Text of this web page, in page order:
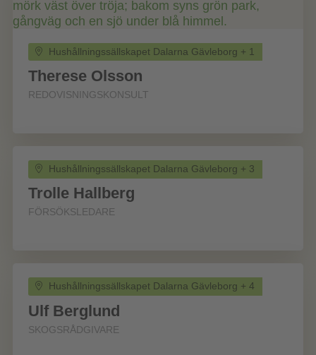
Hushållningssällskapet Dalarna Gävleborg + 1
Therese Olsson
REDOVISNINGSKONSULT
Hushållningssällskapet Dalarna Gävleborg + 3
Trolle Hallberg
FÖRSÖKSLEDARE
Hushållningssällskapet Dalarna Gävleborg + 4
Ulf Berglund
SKOGSRÅDGIVARE